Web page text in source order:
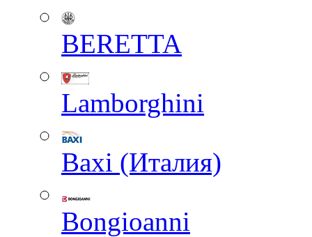
BERETTA
Lamborghini
Baxi (Италия)
Вongioanni